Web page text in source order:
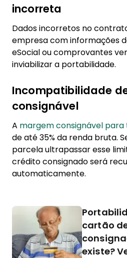
incorreta
Dados incorretos no
empresa com informações
eSocial ou comprovantes
inviabilizar a portabilidade.
Incompatibilidade
consignável
A margem consignável para
de até 35% da renda bruta.
parcela ultrapassar esse
crédito consignado será
automaticamente.
cartão
existe?